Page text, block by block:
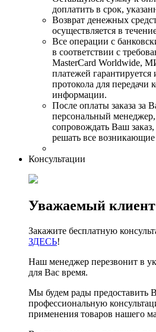
доплатить в срок,
Возврат денежных
осуществляется в
Все операции с
в соответствии с
MasterCard Worldwide,
платежей
протокола для передачи
информации.
После оплаты заказа за
персональный
сопровождать Ваш
решать все
Консультации
Уважаемый
Закажите бесплатную
ЗДЕСЬ!
Наш менеджер перезвонит в
для Вас время.
Мы будем рады предоставить
профессиональную
применения товаров нашего